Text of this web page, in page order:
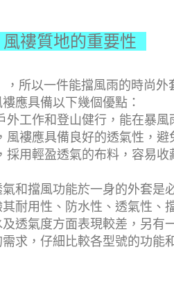
䄛質地的重要性
，所以一件能擋風雨的時尚外
應具備以下幾個優點：
外工作和登山健行，能在暴風
褸應具備良好的透氣性，避
用輕盈透氣的布料，容易收
和擋風功能於一身的外套是
耐用性、防水性、透氣性、
透氣度方面表現較差，另有
求，仔細比較各型號的功能